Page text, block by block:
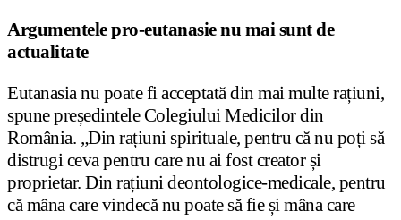
Argumentele pro-eutanasie nu mai sunt de
actualitate
Eutanasia nu poate fi acceptată din mai multe rațiuni,
spune președintele Colegiului Medicilor din
România. „Din rațiuni spirituale, pentru că nu poți să
distrugi ceva pentru care nu ai fost creator și
proprietar. Din rațiuni deontologice-medicale, pentru
că mâna care vindecă nu poate să fie și mâna care